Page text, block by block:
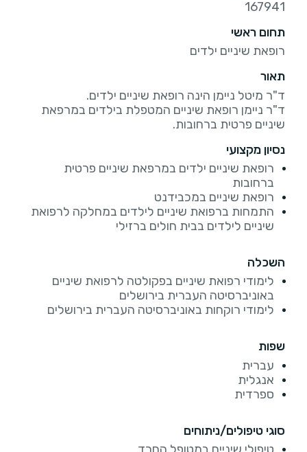
167941
תחום ראשי
רופאת שיניים ילדים
תאור
ד"ר ניימן רופאת שיניים המטפלת בילדים במרפאת
שיניים פרטית ברחובות.
נסיון מקצועי
רופאת שיניים ילדים במרפאת שיניים פרטית
ברחובות
רופאת שיניים במכבידנט
התמחות ברפואת שיניים לילדים במחלקה לרפואת
שיניים לילדים בבית חולים ברזילי
השכלה
לימודי רפואת שיניים בפקולטה לרפואת שיניים
באוניברסיטה העברית בירושלים
לימודי רוקחות באוניברסיטה העברית בירושלים
שפות
עברית
אנגלית
ספרדית
סוגי טיפולים/ניתוחים